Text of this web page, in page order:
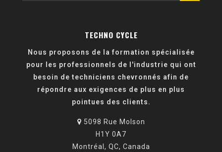
TECHNO CYCLE
Nous proposons de la formation spécialisée
pour les professionnels de l'industrie qui ont
besoin de techniciens chevronnés afin de
répondre aux exigences de plus en plus
pointues des clients.
5098 Rue Molson
H1Y 0A7
Montréal, QC, Canada